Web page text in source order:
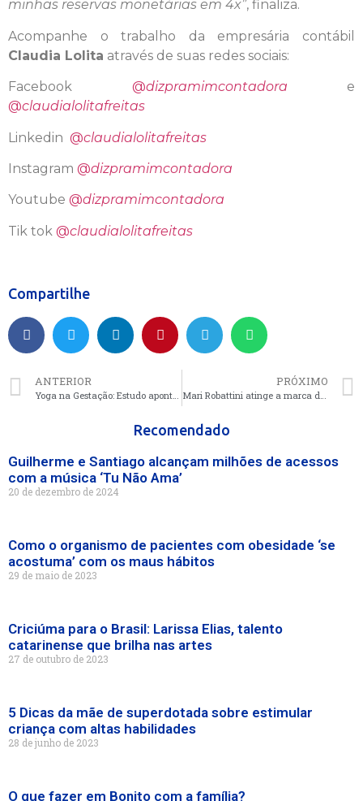
minhas reservas monetárias em 4x”, finaliza.
Acompanhe o trabalho da empresária contábil
Claudia Lolita através de suas redes sociais:
Facebook @dizpramimcontadora e
@claudialolitafreitas
Linkedin @claudialolitafreitas
Instagram @dizpramimcontadora
Youtube @dizpramimcontadora
Tik tok @claudialolitafreitas
Compartilhe
ANTERIOR
Yoga na Gestação: Estudo aponta para redução da intensidade da dor do parto
PRÓXIMO
Mari Robattini atinge a marca de 700 mil seguidores no Instagram
Recomendado
Guilherme e Santiago alcançam milhões de acessos
com a música ‘Tu Não Ama’
20 de dezembro de 2024
Como o organismo de pacientes com obesidade ‘se
acostuma’ com os maus hábitos
29 de maio de 2023
Criciúma para o Brasil: Larissa Elias, talento
catarinense que brilha nas artes
27 de outubro de 2023
5 Dicas da mãe de superdotada sobre estimular
criança com altas habilidades
28 de junho de 2023
O que fazer em Bonito com a família?